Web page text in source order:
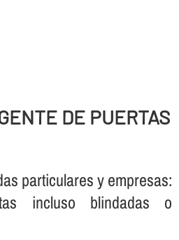
DE PUERTAS
particulares y empresas:
incluso blindadas o